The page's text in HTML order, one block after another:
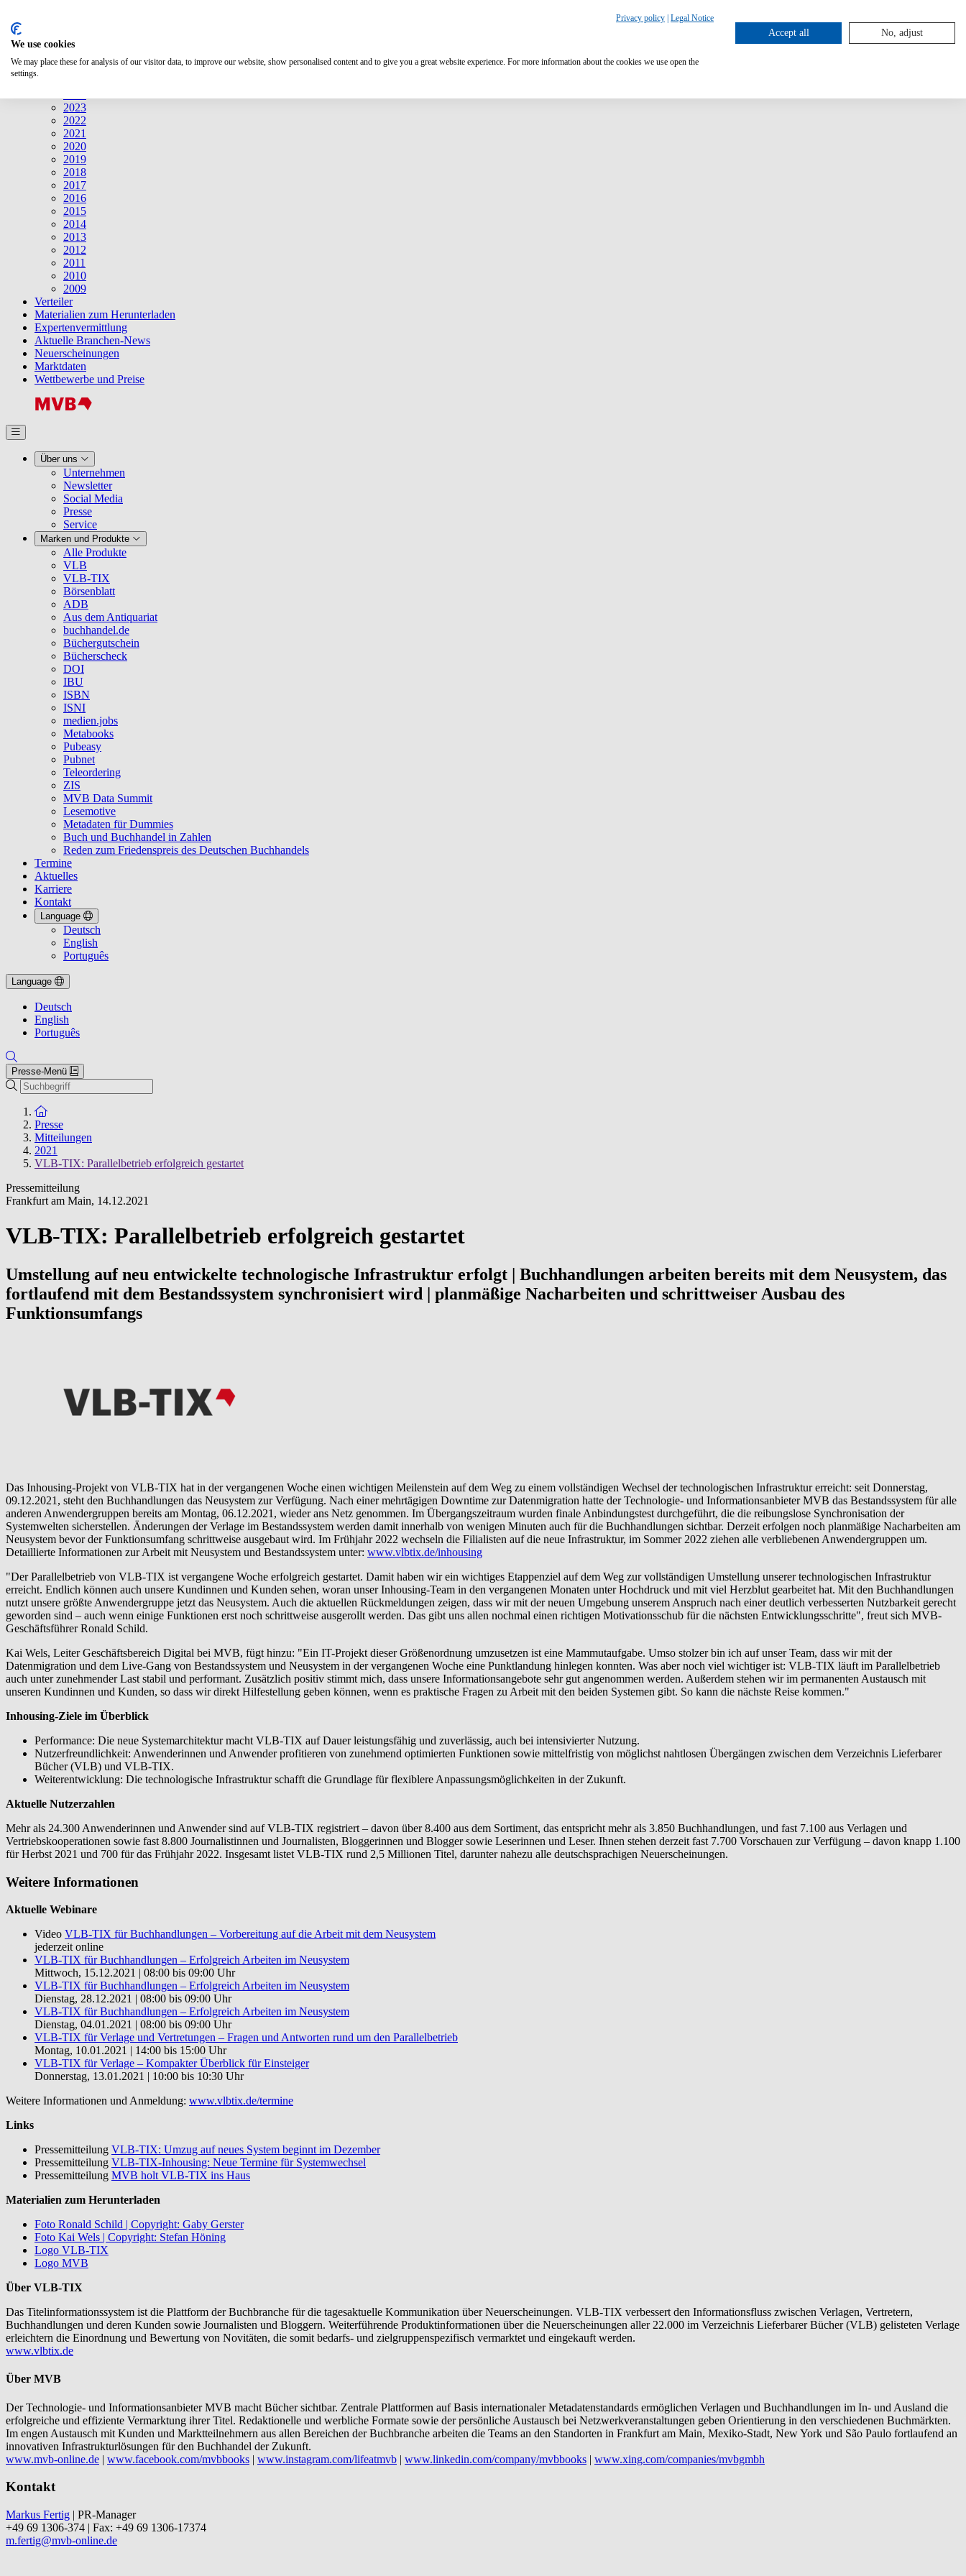
2026
2023
2022
2021
2020
2019
2018
2017
2016
2015
2014
2013
2012
2011
2010
2009
Verteiler
Materialien zum Herunterladen
Expertenvermittlung
Aktuelle Branchen-News
Neuerscheinungen
Marktdaten
Wettbewerbe und Preise
Über uns
Unternehmen
Newsletter
Social Media
Presse
Service
Marken und Produkte
Alle Produkte
VLB
VLB-TIX
Börsenblatt
ADB
Aus dem Antiquariat
buchhandel.de
Büchergutschein
Bücherscheck
DOI
IBU
ISBN
ISNI
medien.jobs
Metabooks
Pubeasy
Pubnet
Teleordering
ZIS
MVB Data Summit
Lesemotive
Metadaten für Dummies
Buch und Buchhandel in Zahlen
Reden zum Friedenspreis des Deutschen Buchhandels
Termine
Aktuelles
Karriere
Kontakt
Language
Deutsch
English
Português
Language
Deutsch
English
Português
Presse-Menü
Suche
Zur Startseite
Presse
Mitteilungen
2021
VLB-TIX: Parallelbetrieb erfolgreich gestartet
Pressemitteilung
Frankfurt am Main, 14.12.2021
VLB-TIX: Parallelbetrieb erfolgreich gestartet
Umstellung auf neu entwickelte technologische Infrastruktur erfolgt | Buchhandlungen arbeiten bereits mit dem Neusystem, das
fortlaufend mit dem Bestandssystem synchronisiert wird | planmäßige Nacharbeiten und schrittweiser Ausbau des
Funktionsumfangs
Das Inhousing-Projekt von VLB-TIX hat in der vergangenen Woche einen wichtigen Meilenstein auf dem Weg zu einem vollständigen Wechsel der technologischen Infrastruktur erreicht: seit Donnerstag,
09.12.2021, steht den Buchhandlungen das Neusystem zur Verfügung. Nach einer mehrtägigen Downtime zur Datenmigration hatte der Technologie- und Informationsanbieter MVB das Bestandssystem für alle
anderen Anwendergruppen bereits am Montag, 06.12.2021, wieder ans Netz genommen. Im Übergangszeitraum wurden finale Anbindungstest durchgeführt, die die reibungslose Synchronisation der
Systemwelten sicherstellen. Änderungen der Verlage im Bestandssystem werden damit innerhalb von wenigen Minuten auch für die Buchhandlungen sichtbar. Derzeit erfolgen noch planmäßige Nacharbeiten am
Neusystem bevor der Funktionsumfang schrittweise ausgebaut wird. Im Frühjahr 2022 wechseln die Filialisten auf die neue Infrastruktur, im Sommer 2022 ziehen alle verbliebenen Anwendergruppen um.
Detaillierte Informationen zur Arbeit mit Neusystem und Bestandssystem unter: www.vlbtix.de/inhousing
"Der Parallelbetrieb von VLB-TIX ist vergangene Woche erfolgreich gestartet. Damit haben wir ein wichtiges Etappenziel auf dem Weg zur vollständigen Umstellung unserer technologischen Infrastruktur
erreicht. Endlich können auch unsere Kundinnen und Kunden sehen, woran unser Inhousing-Team in den vergangenen Monaten unter Hochdruck und mit viel Herzblut gearbeitet hat. Mit den Buchhandlungen
nutzt unsere größte Anwendergruppe jetzt das Neusystem. Auch die aktuellen Rückmeldungen zeigen, dass wir mit der neuen Umgebung unserem Anspruch nach einer deutlich verbesserten Nutzbarkeit gerecht
geworden sind – auch wenn einige Funktionen erst noch schrittweise ausgerollt werden. Das gibt uns allen nochmal einen richtigen Motivationsschub für die nächsten Entwicklungsschritte", freut sich MVB-
Geschäftsführer Ronald Schild.
Kai Wels, Leiter Geschäftsbereich Digital bei MVB, fügt hinzu: "Ein IT-Projekt dieser Größenordnung umzusetzen ist eine Mammutaufgabe. Umso stolzer bin ich auf unser Team, dass wir mit der
Datenmigration und dem Live-Gang von Bestandssystem und Neusystem in der vergangenen Woche eine Punktlandung hinlegen konnten. Was aber noch viel wichtiger ist: VLB-TIX läuft im Parallelbetrieb
auch unter zunehmender Last stabil und performant. Zusätzlich positiv stimmt mich, dass unsere Informationsangebote sehr gut angenommen werden. Außerdem stehen wir im permanenten Austausch mit
unseren Kundinnen und Kunden, so dass wir direkt Hilfestellung geben können, wenn es praktische Fragen zu Arbeit mit den beiden Systemen gibt. So kann die nächste Reise kommen."
Inhousing-Ziele im Überblick
Performance: Die neue Systemarchitektur macht VLB-TIX auf Dauer leistungsfähig und zuverlässig, auch bei intensivierter Nutzung.
Nutzerfreundlichkeit: Anwenderinnen und Anwender profitieren von zunehmend optimierten Funktionen sowie mittelfristig von möglichst nahtlosen Übergängen zwischen dem Verzeichnis Lieferbarer
Bücher (VLB) und VLB-TIX.
Weiterentwicklung: Die technologische Infrastruktur schafft die Grundlage für flexiblere Anpassungsmöglichkeiten in der Zukunft.
Aktuelle Nutzerzahlen
Mehr als 24.300 Anwenderinnen und Anwender sind auf VLB-TIX registriert – davon über 8.400 aus dem Sortiment, das entspricht mehr als 3.850 Buchhandlungen, und fast 7.100 aus Verlagen und
Vertriebskooperationen sowie fast 8.800 Journalistinnen und Journalisten, Bloggerinnen und Blogger sowie Leserinnen und Leser. Ihnen stehen derzeit fast 7.700 Vorschauen zur Verfügung – davon knapp 1.100
für Herbst 2021 und 700 für das Frühjahr 2022. Insgesamt listet VLB-TIX rund 2,5 Millionen Titel, darunter nahezu alle deutschsprachigen Neuerscheinungen.
Weitere Informationen
Aktuelle Webinare
Video VLB-TIX für Buchhandlungen – Vorbereitung auf die Arbeit mit dem Neusystem
jederzeit online
VLB-TIX für Buchhandlungen – Erfolgreich Arbeiten im Neusystem
Mittwoch, 15.12.2021 | 08:00 bis 09:00 Uhr
VLB-TIX für Buchhandlungen – Erfolgreich Arbeiten im Neusystem
Dienstag, 28.12.2021 | 08:00 bis 09:00 Uhr
VLB-TIX für Buchhandlungen – Erfolgreich Arbeiten im Neusystem
Dienstag, 04.01.2021 | 08:00 bis 09:00 Uhr
VLB-TIX für Verlage und Vertretungen – Fragen und Antworten rund um den Parallelbetrieb
Montag, 10.01.2021 | 14:00 bis 15:00 Uhr
VLB-TIX für Verlage – Kompakter Überblick für Einsteiger
Donnerstag, 13.01.2021 | 10:00 bis 10:30 Uhr
Weitere Informationen und Anmeldung: www.vlbtix.de/termine
Links
Pressemitteilung VLB-TIX: Umzug auf neues System beginnt im Dezember
Pressemitteilung VLB-TIX-Inhousing: Neue Termine für Systemwechsel
Pressemitteilung MVB holt VLB-TIX ins Haus
Materialien zum Herunterladen
Foto Ronald Schild | Copyright: Gaby Gerster
Foto Kai Wels | Copyright: Stefan Höning
Logo VLB-TIX
Logo MVB
Über VLB-TIX
Das Titelinformationssystem ist die Plattform der Buchbranche für die tagesaktuelle Kommunikation über Neuerscheinungen. VLB-TIX verbessert den Informationsfluss zwischen Verlagen, Vertretern,
Buchhandlungen und deren Kunden sowie Journalisten und Bloggern. Weiterführende Produktinformationen über die Neuerscheinungen aller 22.000 im Verzeichnis Lieferbarer Bücher (VLB) gelisteten Verlage
erleichtern die Einordnung und Bewertung von Novitäten, die somit bedarfs- und zielgruppenspezifisch vermarktet und eingekauft werden.
www.vlbtix.de
Über MVB
Der Technologie- und Informationsanbieter MVB macht Bücher sichtbar. Zentrale Plattformen auf Basis internationaler Metadatenstandards ermöglichen Verlagen und Buchhandlungen im In- und Ausland die
erfolgreiche und effiziente Vermarktung ihrer Titel. Redaktionelle und werbliche Formate sowie der persönliche Austausch bei Netzwerkveranstaltungen geben Orientierung in den verschiedenen Buchmärkten.
Im engen Austausch mit Kunden und Marktteilnehmern aus allen Bereichen der Buchbranche arbeiten die Teams an den Standorten in Frankfurt am Main, Mexiko-Stadt, New York und São Paulo fortlaufend an
innovativen Infrastrukturlösungen für den Buchhandel der Zukunft.
www.mvb-online.de | www.facebook.com/mvbbooks | www.instagram.com/lifeatmvb | www.linkedin.com/company/mvbbooks | www.xing.com/companies/mvbgmbh
Kontakt
Markus Fertig | PR-Manager
+49 69 1306-374 | Fax: +49 69 1306-17374
m.fertig@mvb-online.de
Privacy policy Legal Notice
We use cookies
We may place these for analysis of our visitor data, to improve our website, show personalised content and to give you a great website experience. For more information about the cookies we use open the
settings.
Accept all No, adjust